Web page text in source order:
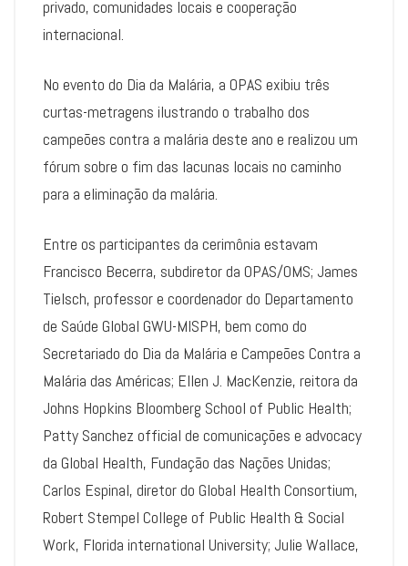
privado, comunidades locais e cooperação
internacional.
No evento do Dia da Malária, a OPAS exibiu três
curtas-metragens ilustrando o trabalho dos
campeões contra a malária deste ano e realizou um
fórum sobre o fim das lacunas locais no caminho
para a eliminação da malária.
Entre os participantes da cerimônia estavam
Francisco Becerra, subdiretor da OPAS/OMS; James
Tielsch, professor e coordenador do Departamento
de Saúde Global GWU-MISPH, bem como do
Secretariado do Dia da Malária e Campeões Contra a
Malária das Américas; Ellen J. MacKenzie, reitora da
Johns Hopkins Bloomberg School of Public Health;
Patty Sanchez official de comunicações e advocacy
da Global Health, Fundação das Nações Unidas;
Carlos Espinal, diretor do Global Health Consortium,
Robert Stempel College of Public Health & Social
Work, Florida international University; Julie Wallace,